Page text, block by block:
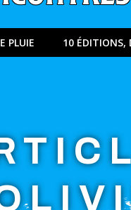
PLUIE 10 ÉDITIONS,